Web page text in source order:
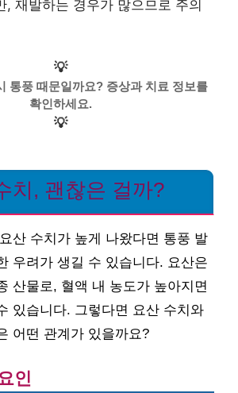
, 재발하는 경우가 많으므로 주의
💡
통풍 때문일까요? 증상과 치료 정보를
확인하세요.
💡
치, 괜찮은 걸까?
산 수치가 높게 나왔다면 통풍 발
우려가 생길 수 있습니다. 요산은
산물로, 혈액 내 농도가 높아지면
있습니다. 그렇다면 요산 수치와
어떤 관계가 있을까요?
인